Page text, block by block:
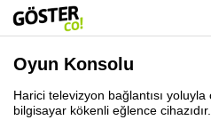
Oyun Konsolu
Harici televizyon bağlantısı
bilgisayar kökenli eğlence